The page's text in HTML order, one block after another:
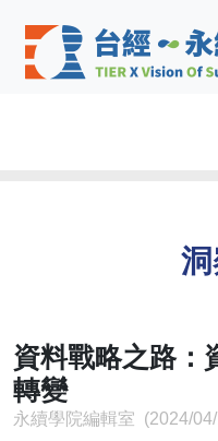
資料戰略之路：
轉變
永續學院編輯室 (2024/